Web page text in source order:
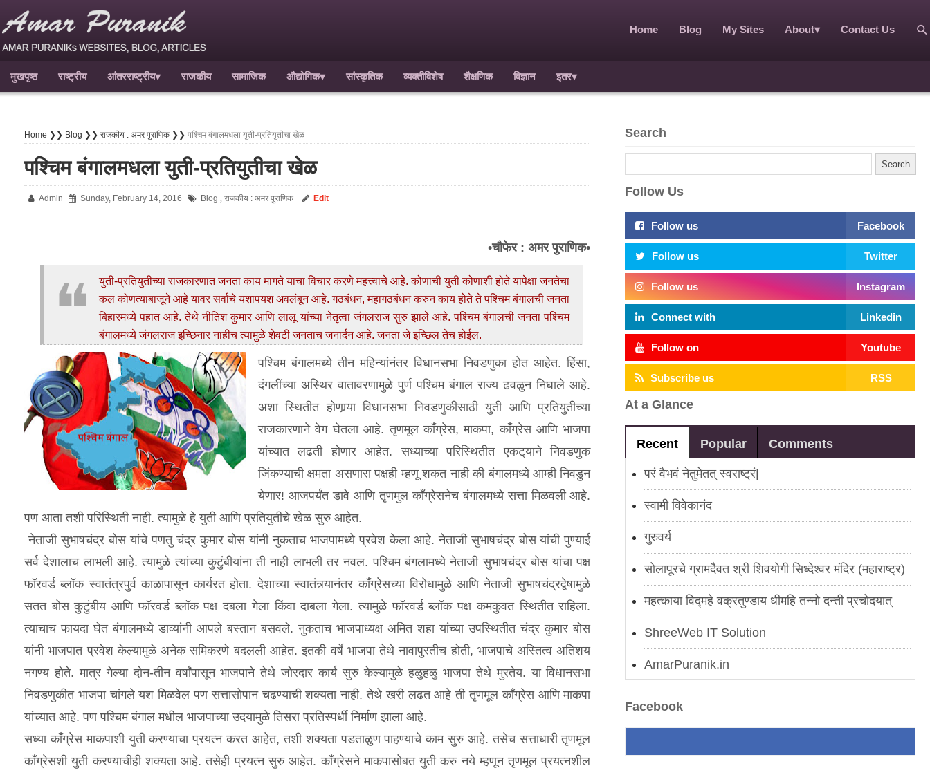
Home Blog My Sites About▾ Contact Us
मुखपृष्ठ राष्ट्रीय आंतरराष्ट्रीय▾ राजकीय सामाजिक औद्योगिक▾ सांस्कृतिक व्यक्तीविशेष शैक्षणिक विज्ञान इतर▾
Home ❯❯ Blog ❯❯ राजकीय : अमर पुराणिक ❯❯ पश्‍चिम बंगालमधला युती-प्रतियुतीचा खेळ
पश्‍चिम बंगालमधला युती-प्रतियुतीचा खेळ
Admin Sunday, February 14, 2016 Blog राजकीय : अमर पुराणिक Edit
•चौफेर : अमर पुराणिक•
युती-प्रतियुतीच्या राजकारणात जनता काय मागते याचा विचार करणे महत्त्वाचे आहे. कोणाची युती कोणाशी होते यापेक्षा जनतेचा
कल कोणत्याबाजूने आहे यावर सर्वांचे यशापयश अवलंबून आहे. गठबंधन, महागठबंधन करुन काय होते ते पश्‍चिम बंगालची जनता
बिहारमध्ये पहात आहे. तेथे नीतिश कुमार आणि लालू यांच्या नेतृत्वा जंगलराज सुरु झाले आहे. पश्‍चिम बंगालची जनता पश्‍चिम
बंगालमध्ये जंगलराज इच्छिनार नाहीच त्यामुळे शेवटी जनताच जनार्दन आहे. जनता जे इच्छिल तेच होईल.
पश्‍चिम बंगालमध्ये तीन महिन्यांनंतर विधानसभा निवडणुका होत आहेत. हिंसा,
दंगलींच्या अस्थिर वातावरणामुळे पुर्ण पश्‍चिम बंगाल राज्य ढवळुन निघाले आहे.
अशा स्थितीत होणार्‍या विधानसभा निवडणुकीसाठी युती आणि प्रतियुतीच्या
राजकारणाने वेग घेतला आहे. तृणमूल कॉंग्रेस, माकपा, कॉंग्रेस आणि भाजपा
यांच्यात लढती होणार आहेत. सध्याच्या परिस्थितीत एकट्‌याने निवडणुक
जिंकण्याची क्षमता असणारा पक्षही म्हणू शकत नाही की बंगालमध्ये आम्ही निवडुन
येणार! आजपर्यंत डावे आणि तृणमुल कॉंग्रेसनेच बंगालमध्ये सत्ता मिळवली आहे.
पण आता तशी परिस्थिती नाही. त्यामुळे हे युती आणि प्रतियुतीचे खेळ सुरु आहेत.
नेताजी सुभाषचंद्र बोस यांचे पणतु चंद्र कुमार बोस यांनी नुकताच भाजपामध्ये प्रवेश केला आहे. नेताजी सुभाषचंद्र बोस यांची पुण्याई
सर्व देशालाच लाभली आहे. त्यामुळे त्यांच्या कुटुंबीयांना ती नाही लाभली तर नवल. पश्‍चिम बंगलामध्ये नेताजी सुभाषचंद्र बोस यांचा पक्ष
फॉरवर्ड ब्लॉक स्वातंत्रपुर्व काळापासून कार्यरत होता. देशाच्या स्वातंत्र्यानंतर कॉंग्रेसच्या विरोधामुळे आणि नेताजी सुभाषचंद्रद्वेषामुळे
सतत बोस कुटुंबीय आणि फॉरवर्ड ब्लॉक पक्ष दबला गेला किंवा दाबला गेला. त्यामुळे फॉरवर्ड ब्लॉक पक्ष कमकुवत स्थितीत राहिला.
त्याचाच फायदा घेत बंगालमध्ये डाव्यांनी आपले बस्तान बसवले. नुकताच भाजपाध्यक्ष अमित शहा यांच्या उपस्थितीत चंद्र कुमार बोस
यांनी भाजपात प्रवेश केल्यामुळे अनेक समिकरणे बदलली आहेत. इतकी वर्षे भाजपा तेथे नावापुरतीच होती, भाजपाचे अस्तित्व अतिशय
नगण्य होते. मात्र गेल्या दोन-तीन वर्षांपासून भाजपाने तेथे जोरदार कार्य सुरु केल्यामुळे हळुहळु भाजपा तेथे मुरतेय. या विधानसभा
निवडणुकीत भाजपा चांगले यश मिळवेल पण सत्तासोपान चढण्याची शक्यता नाही. तेथे खरी लढत आहे ती तृणमूल कॉंग्रेस आणि माकपा
यांच्यात आहे. पण पश्‍चिम बंगाल मधील भाजपाच्या उदयामुळे तिसरा प्रतिस्पर्धी निर्माण झाला आहे.
सध्या कॉंग्रेस माकपाशी युती करण्याचा प्रयत्न करत आहेत, तशी शक्यता पडताळुण पाहण्याचे काम सुरु आहे. तसेच सत्ताधारी तृणमूल
कॉंग्रेसशी युती करण्याचीही शक्यता आहे. तसेही प्रयत्न सुरु आहेत. कॉंग्रेसने माकपासोबत युती करु नये म्हणून तृणमूल प्रयत्नशील
Search
Follow Us
Follow us Facebook
Follow us Twitter
Follow us Instagram
Connect with Linkedin
Follow on Youtube
Subscribe us RSS
At a Glance
Recent Popular Comments
परं वैभवं नेतुमेतत् स्वराष्ट्रं|
स्वामी विवेकानंद
गुरुवर्य
सोलापूरचे ग्रामदैवत श्री शिवयोगी सिध्देश्वर मंदिर (महाराष्ट्र)
महत्काया विद्महे वक्रतुण्डाय धीमहि तन्नो दन्ती प्रचोदयात्
ShreeWeb IT Solution
AmarPuranik.in
नवी अर्थक्रांती
Facebook